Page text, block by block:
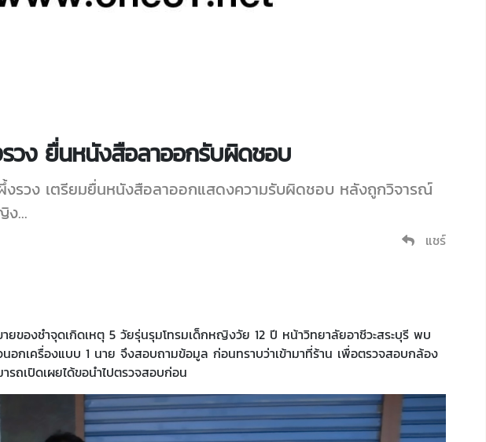
วง ยื่นหนังสือลาออกรับผิดชอบ
ผึ้งรวง เตรียมยื่นหนังสือลาออกแสดงความรับผิดชอบ หลังถูกวิจารณ์
ง...
แชร์
ายของชำจุดเกิดเหตุ 5 วัยรุ่นรุมโทรมเด็กหญิงวัย 12 ปี หน้าวิทยาลัยอาชีวะสระบุรี พบ
นอกเครื่องแบบ 1 นาย จึงสอบถามข้อมูล ก่อนทราบว่าเข้ามาที่ร้าน เพื่อตรวจสอบกล้อง
รถเปิดเผยได้ขอนำไปตรวจสอบก่อน